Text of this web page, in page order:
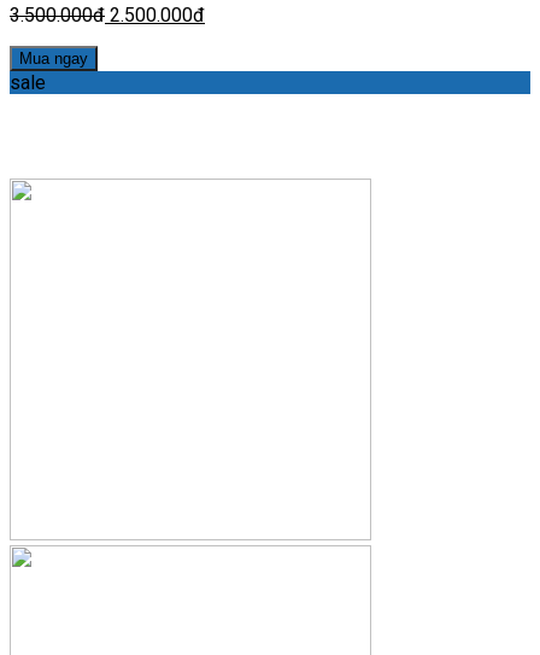
3.500.000đ 2.500.000đ
Mua ngay
sale